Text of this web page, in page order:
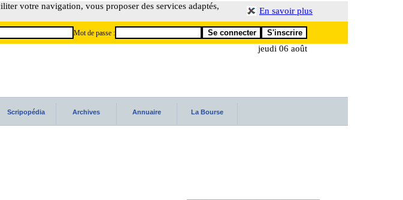
votre navigation, vous proposer des services adaptés,
En savoir plus
Mot de passe :
jeudi 06 août
Scripopédia Archives Annuaire La Bourse